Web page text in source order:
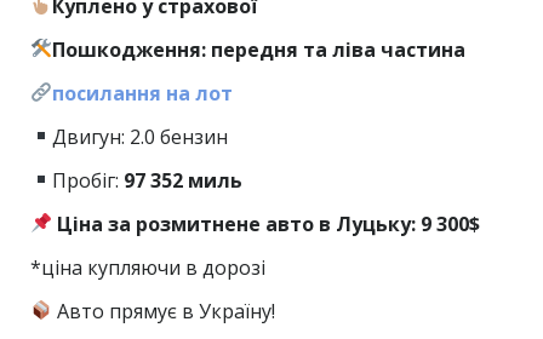
Куплено у страхової
Пошкодження: передня та ліва частина
посилання на лот
Двигун: 2.0 бензин
Пробіг: 97352 миль
Ціна за розмитнене авто в Луцьку: 9 300$
*ціна купляючи в дорозі
Авто прямує в Україну!